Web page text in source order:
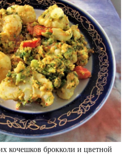
кочешков брокколи и цветной